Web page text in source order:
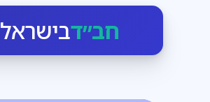
חב״דבישראל